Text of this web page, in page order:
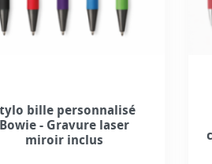
bille personnalisé
Bowie - Gravure laser
miroir inclus